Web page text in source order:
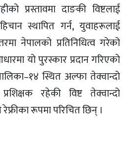
प्रस्तावमा दाङकी विष्टलाई
स्थापित गर्न, युवाहरूलाई
नेपालको प्रतिनिधित्व गरेको
यो पुरस्कार प्रदान गरिएको
स्थित अल्फा तेक्वान्दो
रहेकी विष्ट तेक्वान्दो
रेफ्रीका रूपमा परिचित छिन् ।